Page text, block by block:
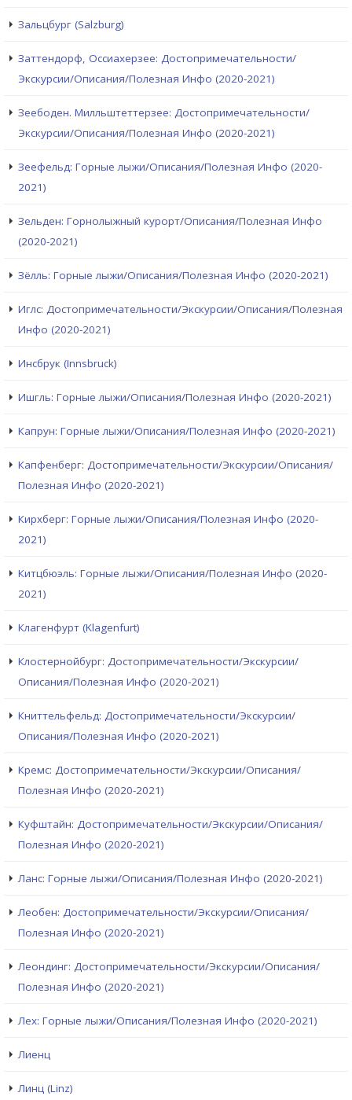
Зальцбург (Salzburg)
Заттендорф, Оссиахерзее: Достопримечательности/
Экскурсии/Описания/Полезная Инфо (2020-2021)
Зеебоден. Милльштеттерзее: Достопримечательности/
Экскурсии/Описания/Полезная Инфо (2020-2021)
Зеефельд: Горные лыжи/Описания/Полезная Инфо (2020-
2021)
Зельден: Горнолыжный курорт/Описания/Полезная Инфо
(2020-2021)
Зёлль: Горные лыжи/Описания/Полезная Инфо (2020-2021)
Иглс: Достопримечательности/Экскурсии/Описания/Полезная
Инфо (2020-2021)
Инсбрук (Innsbruck)
Ишгль: Горные лыжи/Описания/Полезная Инфо (2020-2021)
Капрун: Горные лыжи/Описания/Полезная Инфо (2020-2021)
Капфенберг: Достопримечательности/Экскурсии/Описания/
Полезная Инфо (2020-2021)
Кирхберг: Горные лыжи/Описания/Полезная Инфо (2020-
2021)
Китцбюэль: Горные лыжи/Описания/Полезная Инфо (2020-
2021)
Клагенфурт (Klagenfurt)
Клостернойбург: Достопримечательности/Экскурсии/
Описания/Полезная Инфо (2020-2021)
Книттельфельд: Достопримечательности/Экскурсии/
Описания/Полезная Инфо (2020-2021)
Кремс: Достопримечательности/Экскурсии/Описания/
Полезная Инфо (2020-2021)
Куфштайн: Достопримечательности/Экскурсии/Описания/
Полезная Инфо (2020-2021)
Ланс: Горные лыжи/Описания/Полезная Инфо (2020-2021)
Леобен: Достопримечательности/Экскурсии/Описания/
Полезная Инфо (2020-2021)
Леондинг: Достопримечательности/Экскурсии/Описания/
Полезная Инфо (2020-2021)
Лех: Горные лыжи/Описания/Полезная Инфо (2020-2021)
Лиенц
Линц (Linz)